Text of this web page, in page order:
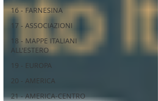
16 - FARNESINA
17 - ASSOCIAZIONI
18 - MAPPE ITALIANI
ALL'ESTERO
19 - EUROPA
20 - AMERICA
21 - AMERICA-CENTRO